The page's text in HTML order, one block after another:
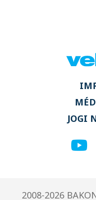
JOGI
2008-2026